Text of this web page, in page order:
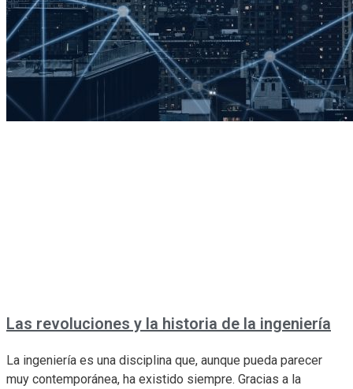
Las revoluciones y la historia de la ingeniería
La ingeniería es una disciplina que, aunque pueda parecer
muy contemporánea, ha existido siempre. Gracias a la